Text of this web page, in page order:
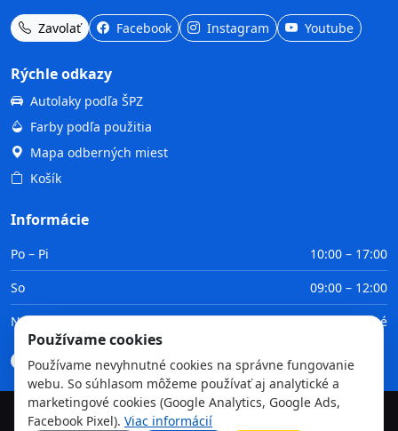
Zavolať Facebook Instagram Youtube
Rýchle odkazy
Autolaky podľa ŠPZ
Farby podľa použitia
Mapa odberných miest
Košík
Informácie
Po – Pi
10:00 – 17:00
So
09:00 – 12:00
Ne
Zatvorené
Doprava Platba Obchodné podmienky GDPR
©2026TvojaFarba.sk • Všetky práva vyhradené
Používame cookies
Používame nevyhnutné cookies na správne fungovanie
webu. So súhlasom môžeme používať aj analytické a
marketingové cookies (Google Analytics, Google Ads,
Facebook Pixel). Viac informácií